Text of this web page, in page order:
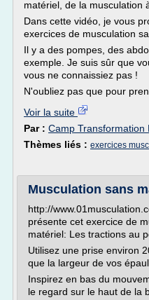
matériel, de la musculation
Dans cette vidéo, je vous
exercices de musculation
Il y a des pompes, des
exemple. Je suis sûr que
vous ne connaissiez pas !
N'oubliez pas que pour
Voir la suite
Par : Camp Transformation
Thèmes liés : exercices
Musculation sans
http://
présente cet exercice de
matériel: Les tractions au
Utilisez une prise environ
que la largeur de vos
Inspirez en bas du
le regard sur le haut de la